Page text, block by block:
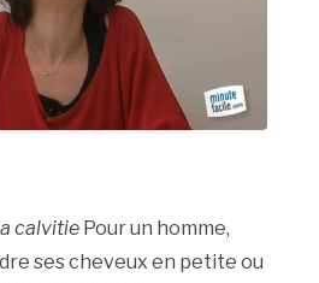
calvitie Pour un homme,
ses cheveux en petite ou